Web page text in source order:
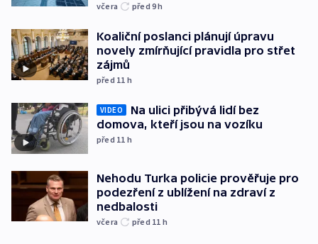
včera před 9h
Koaliční poslanci plánují úpravu
novely zmírňující pravidla pro střet
zájmů
před 11 h
VIDEO
Na ulici přibývá lidí bez
domova, kteří jsou na vozíku
před 11 h
Nehodu Turka policie prověřuje pro
podezření z ublížení na zdraví z
nedbalosti
včera před 11 h